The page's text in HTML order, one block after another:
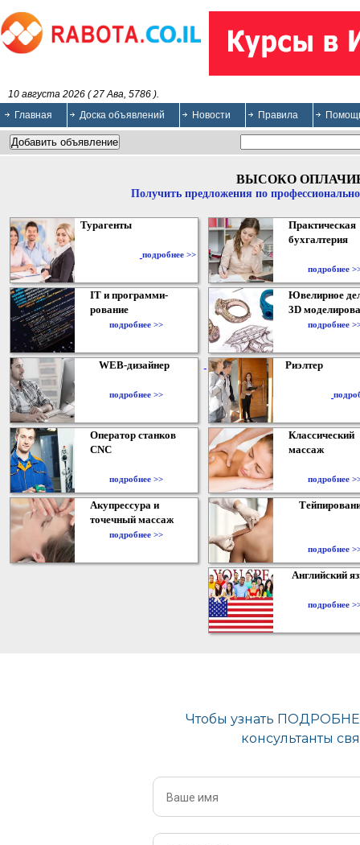
10 августа 2026 ( 27 Ава, 5786 ).
Главная
Доска объявлений Новости Правила
ВЫСОКО
Получить предложения по
Турагенты
подробнее >>
Практическая
бухгалтерия
подробнее
IT и программи-
рование
подробнее >>
Ювелирное
3D
подробнее
WEB-дизайнер
подробнее >>
Риэлтер
Оператор станков
CNC
подробнее >>
Классический
массаж
подробнее
Акупрессура и
точечный массаж
подробнее >>
подробнее
Английский
подробнее